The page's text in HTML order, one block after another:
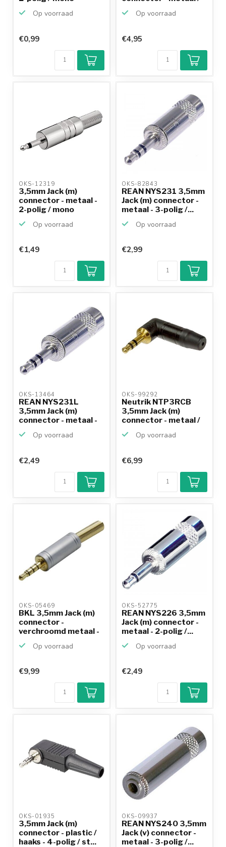
Op voorraad
€0,99
Op voorraad
€4,95
OKS-12319
3,5mm Jack (m)
connector - metaal -
2-polig / mono
Op voorraad
€1,49
OKS-82843
REAN NYS231 3,5mm
Jack (m) connector -
metaal - 3-polig /...
Op voorraad
€2,99
OKS-13464
REAN NYS231L
3,5mm Jack (m)
connector - metaal -
Op voorraad
€2,49
OKS-99292
Neutrik NTP3RCB
3,5mm Jack (m)
connector - metaal /
Op voorraad
€6,99
OKS-05469
BKL 3,5mm Jack (m)
connector -
verchroomd metaal -
Op voorraad
€9,99
OKS-52775
REAN NYS226 3,5mm
Jack (m) connector -
metaal - 2-polig /...
Op voorraad
€2,49
OKS-01935
3,5mm Jack (m)
connector - plastic /
haaks - 4-polig / st...
OKS-09937
REAN NYS240 3,5mm
Jack (v) connector -
metaal - 3-polig /...